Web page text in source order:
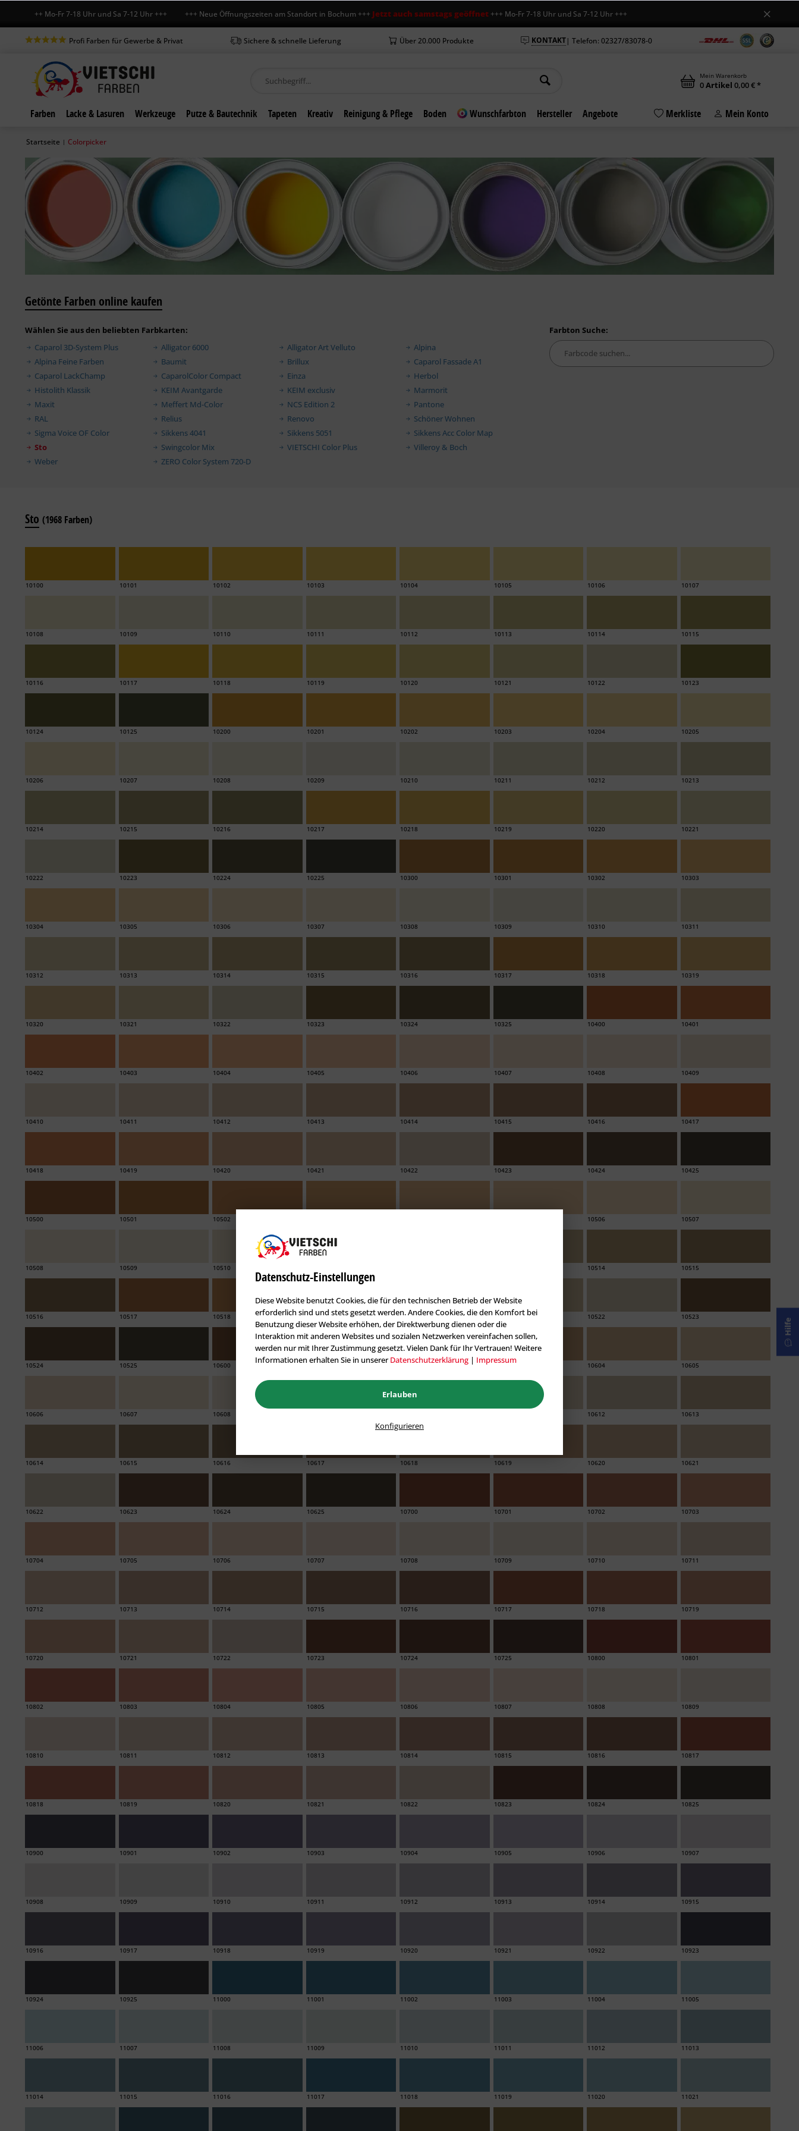
+++ Mo-Fr 7-18 Uhr und Sa 7-12 Uhr +++ +++ Neue Öffnungszeiten am Standort in Bochum +++Jetzt auch samstags geöffnet+++ Mo-Fr 7-18 Uhr und Sa 7-12 Uhr +++
Profi Farben für Gewerbe & Privat Sichere & schnelle Lieferung Über 20.000 Produkte KONTAKT| Telefon: 02327/83078-0
Mein Warenkorb
0Artikel 0,00 € *
Farben Lacke & Lasuren Werkzeuge Putze & Bautechnik Tapeten Kreativ Reinigung & Pflege Boden Wunschfarbton Hersteller Angebote Merkliste Mein Konto
Startseite | Colorpicker
Getönte Farben online kaufen
Wählen Sie aus den beliebten Farbkarten:
Caparol 3D-System Plus
Alligator 6000 Alligator Art Velluto
Alpina
Alpina Feine Farben
Baumit Brillux
Caparol Fassade A1
Caparol LackChamp
CaparolColor Compact Einza
Herbol
Histolith Klassik
KEIM Avantgarde KEIM exclusiv
Marmorit
Maxit
Meffert Md-Color NCS Edition 2
Pantone
RAL
Relius Renovo
Schöner Wohnen
Sigma Voice OF Color
Sikkens 4041 Sikkens 5051
Sikkens Acc Color Map
Sto
Swingcolor Mix VIETSCHI Color Plus
Villeroy & Boch
Weber
ZERO Color System 720-D
Farbton Suche:
Sto (1968 Farben)
10100 10101 10102 10103 10104 10105 10106 10107
10108 10109 10110 10111 10112 10113 10114 10115
10116 10117 10118 10119 10120 10121 10122 10123
10124 10125 10200 10201 10202 10203 10204 10205
10206 10207 10208 10209 10210 10211 10212 10213
10214 10215 10216 10217 10218 10219 10220 10221
10222 10223 10224 10225 10300 10301 10302 10303
10304 10305 10306 10307 10308 10309 10310 10311
10312 10313 10314 10315 10316 10317 10318 10319
10320 10321 10322 10323 10324 10325 10400 10401
10402 10403 10404 10405 10406 10407 10408 10409
10410 10411 10412 10413 10414 10415 10416 10417
10418 10419 10420 10421 10422 10423 10424 10425
10500 10501 10502 10506 10507
10508 10509 10510 10514 10515
10516 10517 10518 10519 10520 10521 10522 10523
10524 10525 10600 10601 10602 10603 10604 10605
10606 10607 10608 10612 10613
10614 10615 10616 10617 10618 10619 10620 10621
10622 10623 10624 10625 10700 10701 10702 10703
10704 10705 10706 10707 10708 10709 10710 10711
10712 10713 10714 10715 10716 10717 10718 10719
10720 10721 10722 10723 10724 10725 10800 10801
10802 10803 10804 10805 10806 10807 10808 10809
10810 10811 10812 10813 10814 10815 10816 10817
10818 10819 10820 10821 10822 10823 10824 10825
10900 10901 10902 10903 10904 10905 10906 10907
10908 10909 10910 10911 10912 10913 10914 10915
10916 10917 10918 10919 10920 10921 10922 10923
10924 10925 11000 11001 11002 11003 11004 11005
11006 11007 11008 11009 11010 11011 11012 11013
11014 11015 11016 11017 11018 11019 11020 11021
Hilfe
Datenschutz-Einstellungen
Diese Website benutzt Cookies, die für den technischen Betrieb der Website
erforderlich sind und stets gesetzt werden. Andere Cookies, die den Komfort bei
Benutzung dieser Website erhöhen, der Direktwerbung dienen oder die
Interaktion mit anderen Websites und sozialen Netzwerken vereinfachen sollen,
werden nur mit Ihrer Zustimmung gesetzt. Vielen Dank für Ihr Vertrauen! Weitere
Informationen erhalten Sie in unsererDatenschutzerklärung | Impressum
Erlauben
Konfigurieren